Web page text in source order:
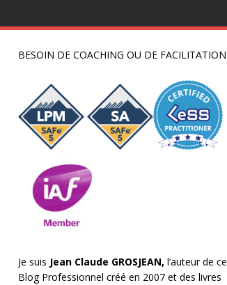
BESOIN DE COACHING OU DE FACILITATION
Je suis Jean Claude GROSJEAN, l’auteur de ce
Blog Professionnel créé en 2007 et des livres